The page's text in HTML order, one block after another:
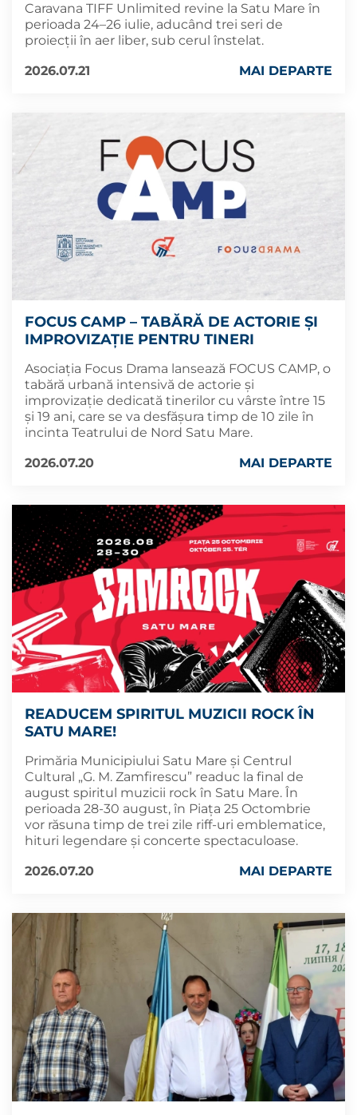
Caravana TIFF Unlimited revine la Satu Mare în
perioada 24–26 iulie, aducând trei seri de
proiecții în aer liber, sub cerul înstelat.
2026.07.21
MAI DEPARTE
FOCUS CAMP – TABĂRĂ DE ACTORIE ȘI
IMPROVIZAȚIE PENTRU TINERI
Asociația Focus Drama lansează FOCUS CAMP, o
tabără urbană intensivă de actorie și
improvizație dedicată tinerilor cu vârste între 15
și 19 ani, care se va desfășura timp de 10 zile în
incinta Teatrului de Nord Satu Mare.
2026.07.20
MAI DEPARTE
READUCEM SPIRITUL MUZICII ROCK ÎN
SATU MARE!
Primăria Municipiului Satu Mare și Centrul
Cultural „G. M. Zamfirescu” readuc la final de
august spiritul muzicii rock în Satu Mare. În
perioada 28-30 august, în Piața 25 Octombrie
vor răsuna timp de trei zile riff-uri emblematice,
hituri legendare și concerte spectaculoase.
2026.07.20
MAI DEPARTE